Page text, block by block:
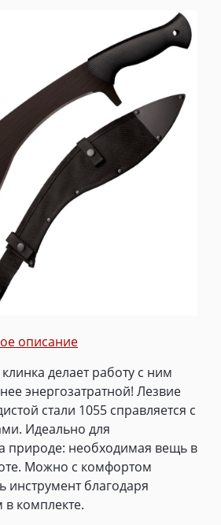
описание
делает работу с ним
энергозатратной! Лезвие
стали 1055 справляется с
Идеально для
природе: необходимая вещь в
Можно с комфортом
инструмент благодаря
комплекте.